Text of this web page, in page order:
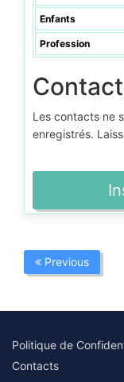
Enfants
Profession
Les contacts ne
enregistrés.
Previous
Politique de
Contacts